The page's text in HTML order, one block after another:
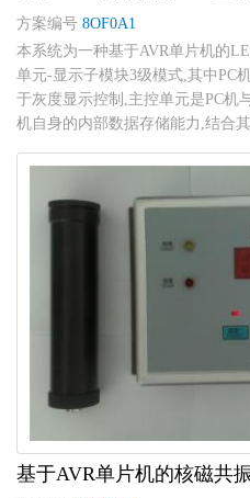
方案编号 8OF0A1
本系统为一种基于AVR单片机的
单元-显示子模块3级模式,其中PC
于灰度显示控制,主控单元是PC机
机自身的内部数据存储能力,结合
基于AVR单片机的核磁共